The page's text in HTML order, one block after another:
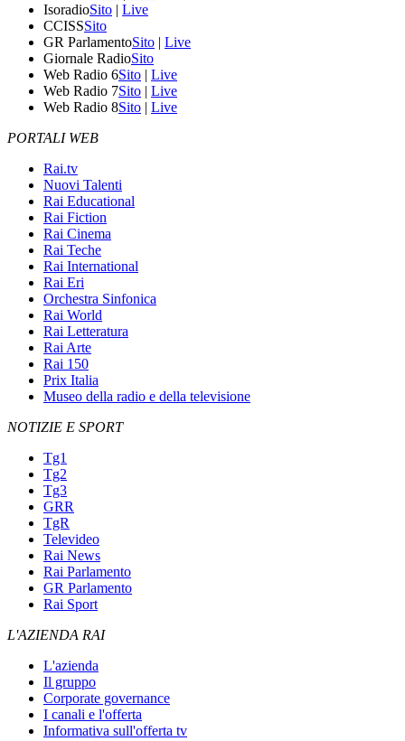
IsoradioSito | Live
CCISSSito
GR ParlamentoSito | Live
Giornale RadioSito
Web Radio 6Sito | Live
Web Radio 7Sito | Live
Web Radio 8Sito | Live
PORTALI WEB
Rai.tv
Nuovi Talenti
Rai Educational
Rai Fiction
Rai Cinema
Rai Teche
Rai International
Rai Eri
Orchestra Sinfonica
Rai World
Rai Letteratura
Rai Arte
Rai 150
Prix Italia
Museo della radio e della televisione
NOTIZIE E SPORT
Tg1
Tg2
Tg3
GRR
TgR
Televideo
Rai News
Rai Parlamento
GR Parlamento
Rai Sport
L'AZIENDA RAI
L'azienda
Il gruppo
Corporate governance
I canali e l'offerta
Informativa sull'offerta tv